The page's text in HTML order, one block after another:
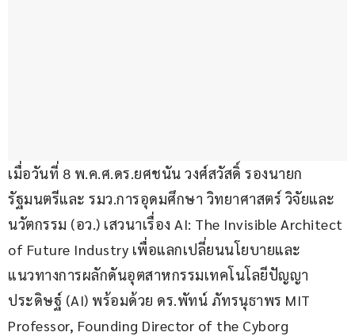
เมื่อวันที่ 8 พ.ค.ศ.ดร.ยศชนัน วงศ์สวัสดิ์ รองนายก
รัฐมนตรีและ รมว.การอุดมศึกษา วิทยาศาสตร์ วิจัยและ
นวัตกรรม (อว.) เสวนาเรื่อง AI: The Invisible Architect
of Future Industry เพื่อแลกเปลี่ยนนโยบายและ
แนวทางการผลักดันอุตสาหกรรมเทคโนโลยีปัญญา
ประดิษฐ์ (AI) พร้อมด้วย ดร.พัทน์ ภัทรนุธาพร MIT
Professor, Founding Director of the Cyborg